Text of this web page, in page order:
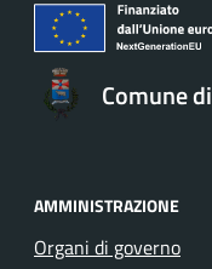
Comune
AMMINISTRAZIONE
Organi di governo